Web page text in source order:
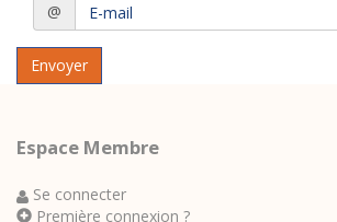
@
mail
Espace Membre
Se connecter
Première connexion ?